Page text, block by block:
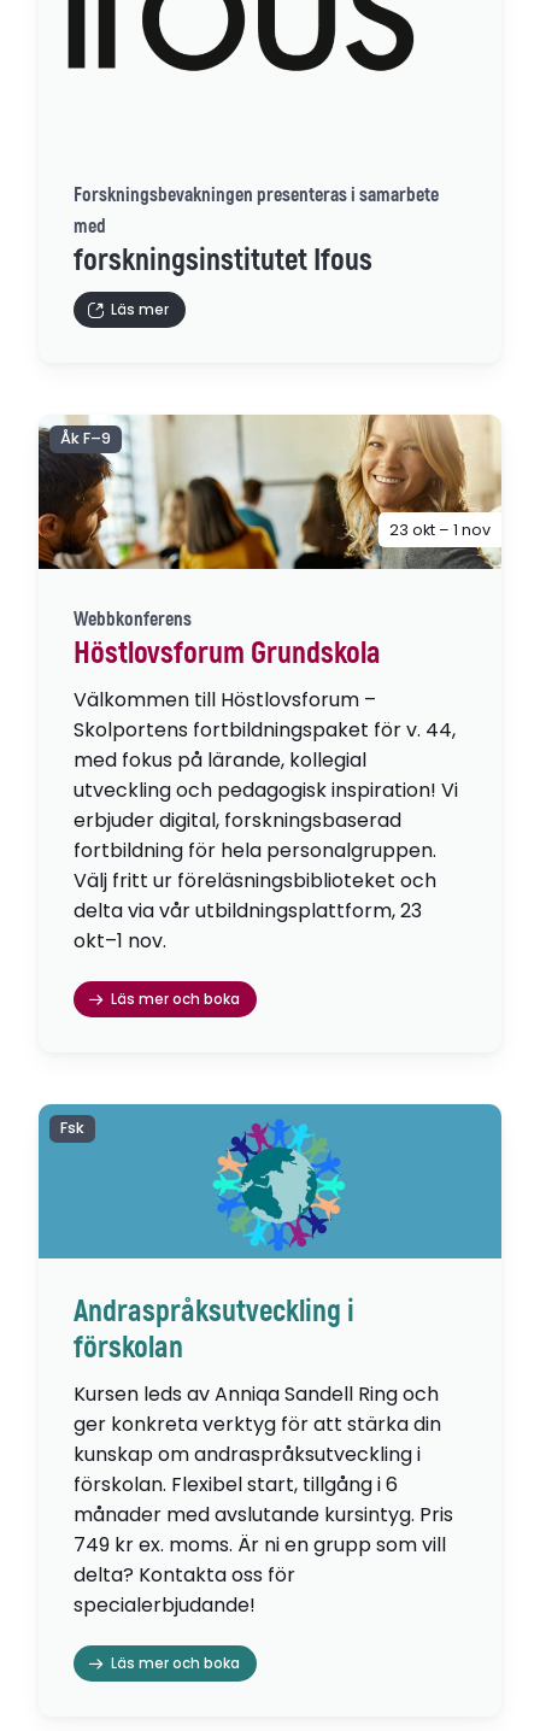
Forskningsbevakningen presenteras i samarbete
med
forskningsinstitutet Ifous
Läs mer
Webbkonferens
Höstlovsforum Grundskola
Välkommen till Höstlovsforum –
Skolportens fortbildningspaket för v. 44,
med fokus på lärande, kollegial
utveckling och pedagogisk inspiration! Vi
erbjuder digital, forskningsbaserad
fortbildning för hela personalgruppen.
Välj fritt ur föreläsningsbiblioteket och
delta via vår utbildningsplattform, 23
okt–1 nov.
Läs mer och boka
Åk F–9
23 okt – 1 nov
Andraspråksutveckling i
förskolan
Kursen leds av Anniqa Sandell Ring och
ger konkreta verktyg för att stärka din
kunskap om andraspråksutveckling i
förskolan. Flexibel start, tillgång i 6
månader med avslutande kursintyg. Pris
749 kr ex. moms. Är ni en grupp som vill
delta? Kontakta oss för
specialerbjudande!
Läs mer och boka
Fsk